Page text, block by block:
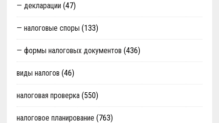
— декларации (47)
— налоговые споры (133)
— формы налоговых документов (436)
виды налогов (46)
налоговая проверка(550)
налоговое планирование (763)